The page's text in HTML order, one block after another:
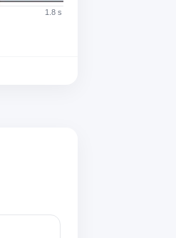
1.8 s